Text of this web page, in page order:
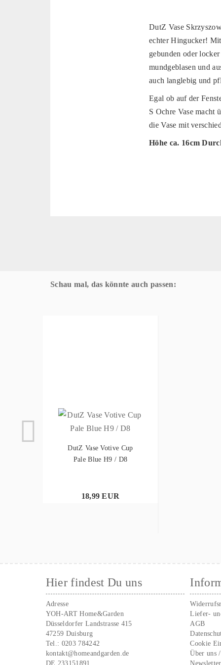
DutZ Vase
echter Hingucker!
gebunden oder
mundgeblasen und
auch langlebig und
Egal ob auf der
S Ochre Vase macht
die Vase mit
Höhe ca. 16cm
Schau mal, das könnte auch passen:
DutZ Vase Votive Cup
Pale Blue H9 / D8
18,99 EUR
Hier findest Du uns
Adresse
YOH-ART Home&Garden
Düsseldorfer Landstrasse 415
47259 Duisburg
Tel.: 0203 784242
kontakt@homeandgarden.de
DE 233151891
Liefer-
AGB
Cookie
Über uns
Newsletter